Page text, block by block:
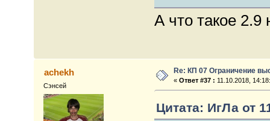
А что такое 2.9
achekh
Сэнсей
Re: КП 07 Ограничение
«Ответ #37 : 11.10.2018,
Цитата: ИгЛа от